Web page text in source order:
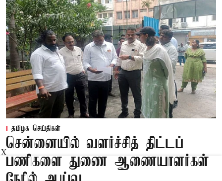
தமிழக செய்திகள்
சென்னையில் வளர்ச்சித் திட்டப்
பணிகளை துணை ஆணையாளர்கள்
X